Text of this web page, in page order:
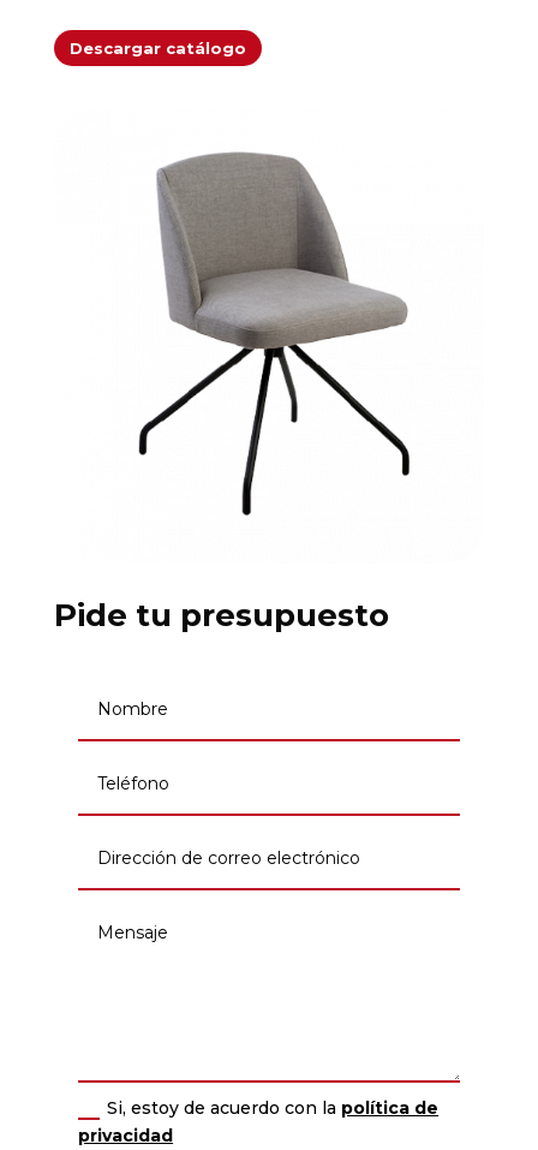
Descargar catálogo
Pide tu presupuesto
Si, estoy de acuerdo con la política de
privacidad